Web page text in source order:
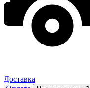
Доставка